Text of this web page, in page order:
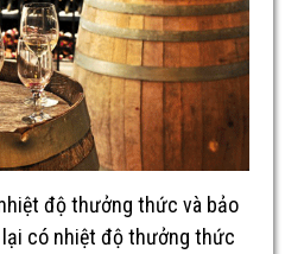
độ thưởng thức và bảo
có nhiệt độ thưởng thức